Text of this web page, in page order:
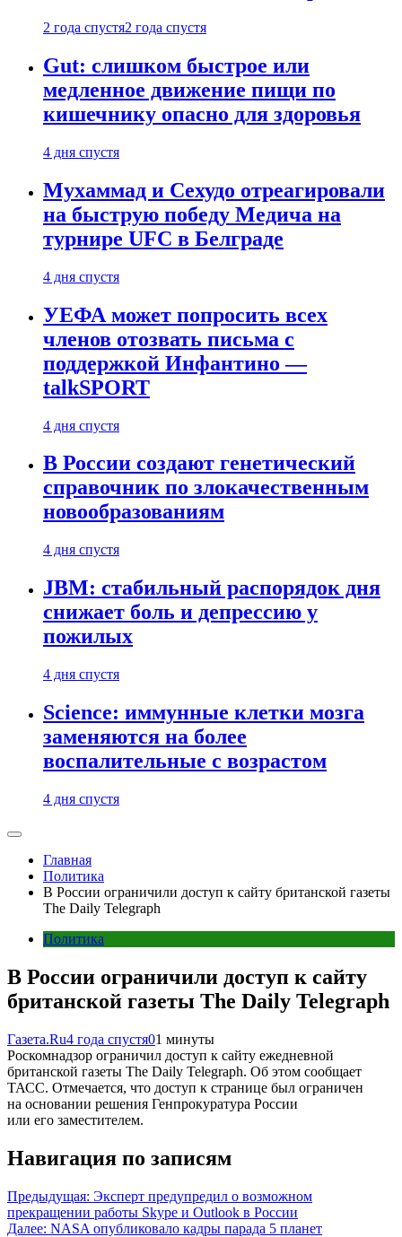
2 года спустя2 года спустя
Gut: слишком быстрое или
медленное движение пищи по
кишечнику опасно для здоровья
4 дня спустя
Мухаммад и Сехудо отреагировали
на быструю победу Медича на
турнире UFC в Белграде
4 дня спустя
УЕФА может попросить всех
членов отозвать письма с
поддержкой Инфантино —
talkSPORT
4 дня спустя
В России создают генетический
справочник по злокачественным
новообразованиям
4 дня спустя
JBM: стабильный распорядок дня
снижает боль и депрессию у
пожилых
4 дня спустя
Science: иммунные клетки мозга
заменяются на более
воспалительные с возрастом
4 дня спустя
Главная
Политика
В России ограничили доступ к сайту британской газеты
The Daily Telegraph
Политика
В России ограничили доступ к сайту
британской газеты The Daily Telegraph
Газета.Ru4 года спустя01 минуты
Роскомнадзор ограничил доступ к сайту ежедневной
британской газеты The Daily Telegraph. Об этом сообщает
ТАСС. Отмечается, что доступ к странице был ограничен
на основании решения Генпрокуратура России
или его заместителем.
Навигация по записям
Предыдущая: Эксперт предупредил о возможном
прекращении работы Skype и Outlook в России
Далее: NASA опубликовало кадры парада 5 планет